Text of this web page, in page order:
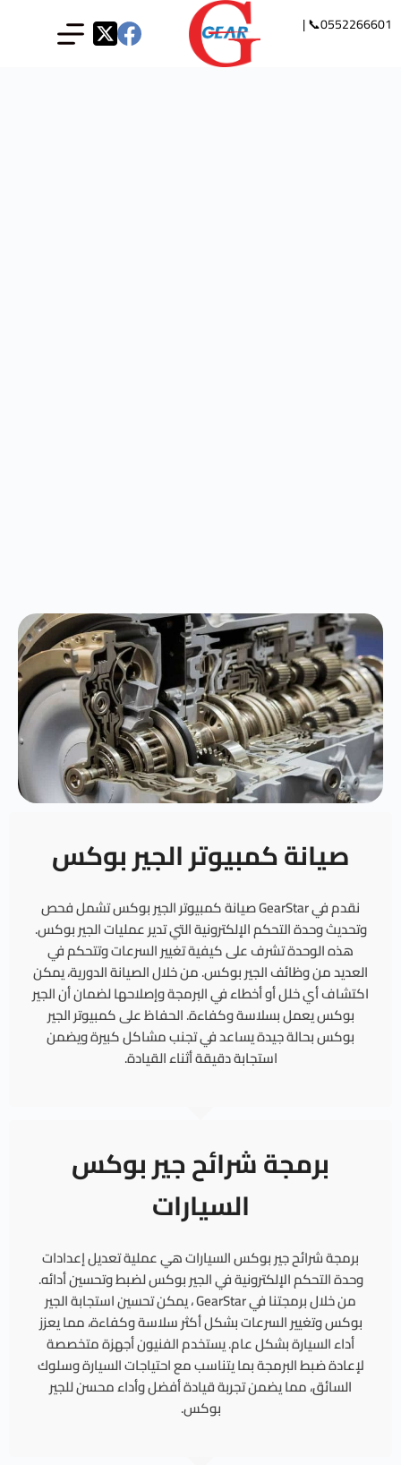
0552266601📞 |
صيانة كمبيوتر الجير بوكس
نقدم في GearStar صيانة كمبيوتر الجير بوكس تشمل فحص
وتحديث وحدة التحكم الإلكترونية التي تدير عمليات الجير بوكس.
هذه الوحدة تشرف على كيفية تغيير السرعات وتتحكم في
العديد من وظائف الجير بوكس. من خلال الصيانة الدورية، يمكن
اكتشاف أي خلل أو أخطاء في البرمجة وإصلاحها لضمان أن الجير
بوكس يعمل بسلاسة وكفاءة. الحفاظ على كمبيوتر الجير
بوكس بحالة جيدة يساعد في تجنب مشاكل كبيرة ويضمن
استجابة دقيقة أثناء القيادة.
برمجة شرائح جير بوكس
السيارات
برمجة شرائح جير بوكس السيارات هي عملية تعديل إعدادات
وحدة التحكم الإلكترونية في الجير بوكس لضبط وتحسين أدائه.
من خلال برمجتنا في GearStar ، يمكن تحسين استجابة الجير
بوكس وتغيير السرعات بشكل أكثر سلاسة وكفاءة، مما يعزز
أداء السيارة بشكل عام. يستخدم الفنيون أجهزة متخصصة
لإعادة ضبط البرمجة بما يتناسب مع احتياجات السيارة وسلوك
السائق، مما يضمن تجربة قيادة أفضل وأداء محسن للجير
بوكس.